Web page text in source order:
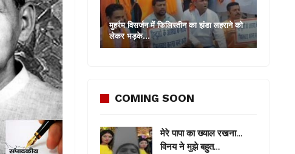
मुहर्रम विसर्जन में फिलिस्तीन का झंडा लहराने को
लेकर भड़के…
COMING SOON
मेरे पापा का ख्याल रखना…
विनय ने मुझे बहुत…